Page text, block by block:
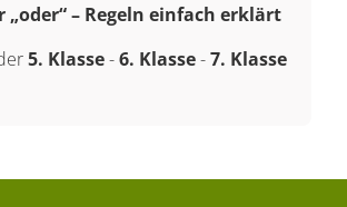
„oder“ – Regeln einfach erklärt
5. Klasse-6. Klasse-7. Klasse